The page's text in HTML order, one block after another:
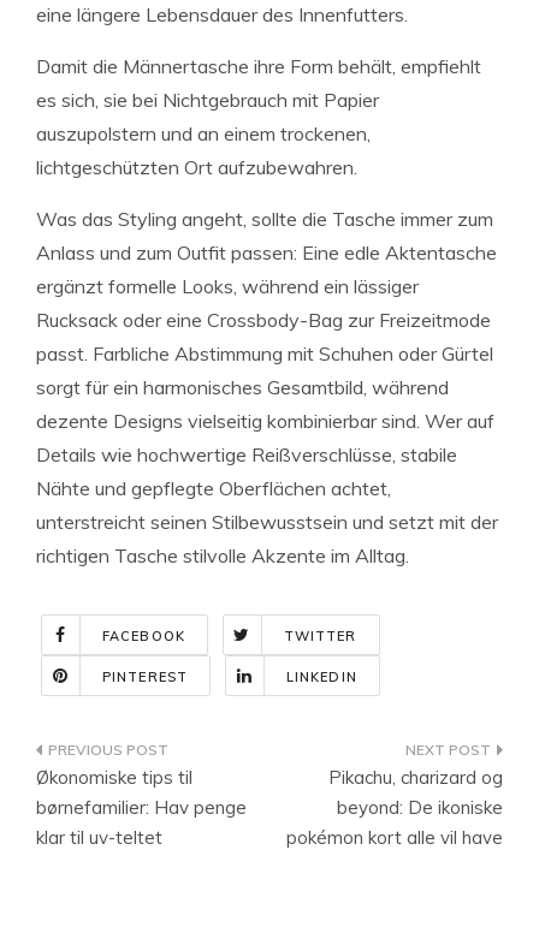
eine längere Lebensdauer des Innenfutters.
Damit die Männertasche ihre Form behält, empfiehlt
es sich, sie bei Nichtgebrauch mit Papier
auszupolstern und an einem trockenen,
lichtgeschützten Ort aufzubewahren.
Was das Styling angeht, sollte die Tasche immer zum
Anlass und zum Outfit passen: Eine edle Aktentasche
ergänzt formelle Looks, während ein lässiger
Rucksack oder eine Crossbody-Bag zur Freizeitmode
passt. Farbliche Abstimmung mit Schuhen oder Gürtel
sorgt für ein harmonisches Gesamtbild, während
dezente Designs vielseitig kombinierbar sind. Wer auf
Details wie hochwertige Reißverschlüsse, stabile
Nähte und gepflegte Oberflächen achtet,
unterstreicht seinen Stilbewusstsein und setzt mit der
richtigen Tasche stilvolle Akzente im Alltag.
FACEBOOK TWITTER
PINTEREST LINKEDIN
Indlægsnavigation
Økonomiske tips til
børnefamilier: Hav penge
klar til uv-teltet
Pikachu, charizard og
beyond: De ikoniske
pokémon kort alle vil have